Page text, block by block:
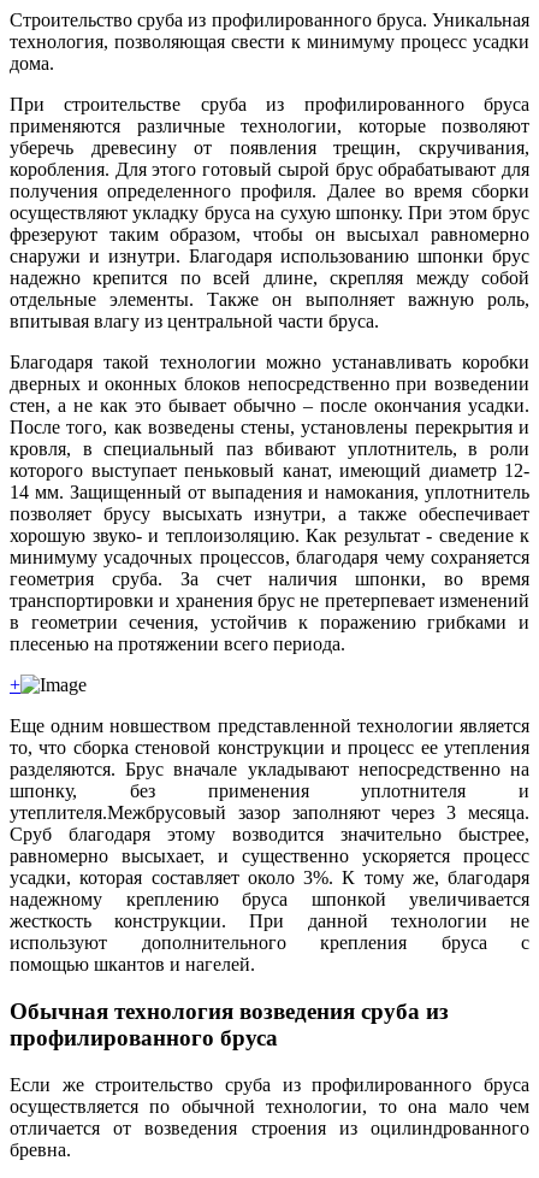
Строительство сруба из профилированного бруса. Уникальная
технология, позволяющая свести к минимуму процесс усадки
дома.
При строительстве сруба из профилированного бруса
применяются различные технологии, которые позволяют
уберечь древесину от появления трещин, скручивания,
коробления. Для этого готовый сырой брус обрабатывают для
получения определенного профиля. Далее во время сборки
осуществляют укладку бруса на сухую шпонку. При этом брус
фрезеруют таким образом, чтобы он высыхал равномерно
снаружи и изнутри. Благодаря использованию шпонки брус
надежно крепится по всей длине, скрепляя между собой
отдельные элементы. Также он выполняет важную роль,
впитывая влагу из центральной части бруса.
Благодаря такой технологии можно устанавливать коробки
дверных и оконных блоков непосредственно при возведении
стен, а не как это бывает обычно – после окончания усадки.
После того, как возведены стены, установлены перекрытия и
кровля, в специальный паз вбивают уплотнитель, в роли
которого выступает пеньковый канат, имеющий диаметр 12-
14 мм. Защищенный от выпадения и намокания, уплотнитель
позволяет брусу высыхать изнутри, а также обеспечивает
хорошую звуко- и теплоизоляцию. Как результат - сведение к
минимуму усадочных процессов, благодаря чему сохраняется
геометрия сруба. За счет наличия шпонки, во время
транспортировки и хранения брус не претерпевает изменений
в геометрии сечения, устойчив к поражению грибками и
плесенью на протяжении всего периода.
+
Еще одним новшеством представленной технологии является
то, что сборка стеновой конструкции и процесс ее утепления
разделяются. Брус вначале укладывают непосредственно на
шпонку, без применения уплотнителя и
утеплителя.Межбрусовый зазор заполняют через 3 месяца.
Сруб благодаря этому возводится значительно быстрее,
равномерно высыхает, и существенно ускоряется процесс
усадки, которая составляет около 3%. К тому же, благодаря
надежному креплению бруса шпонкой увеличивается
жесткость конструкции. При данной технологии не
используют дополнительного крепления бруса с
помощью шкантов и нагелей.
Обычная технология возведения сруба из
профилированного бруса
Если же строительство сруба из профилированного бруса
осуществляется по обычной технологии, то она мало чем
отличается от возведения строения из оцилиндрованного
бревна.